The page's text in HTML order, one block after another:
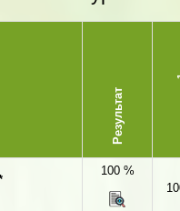
Результат
100 %